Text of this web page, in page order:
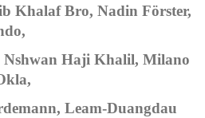
Khalaf Bro, Nadin Förster,
Haji Khalil, Milano
Leam-Duangdau